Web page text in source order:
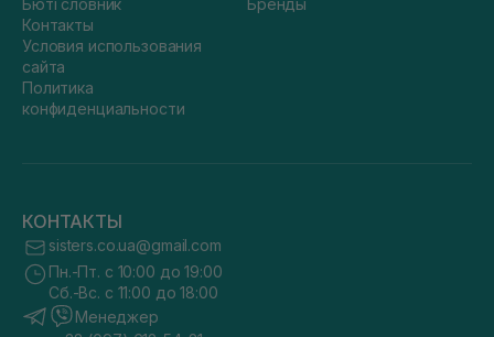
Бюті словник
Контакты
Условия использования
сайта
Политика
конфиденциальности
Бренды
КОНТАКТЫ
sisters.co.ua@gmail.com
Пн.-Пт. с 10:00 до 19:00
Сб.-Вс. с 11:00 до 18:00
Менеджер